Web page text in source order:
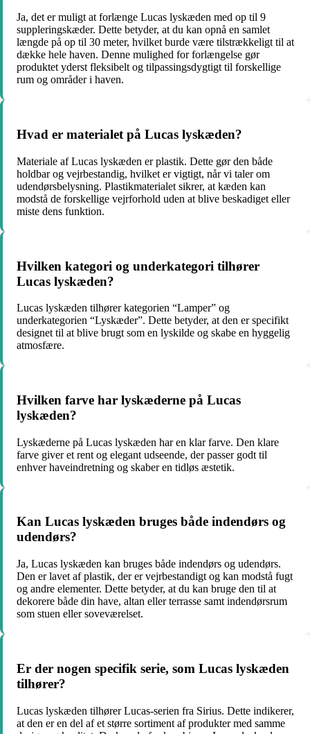
Ja, det er muligt at forlænge Lucas lyskæden med op til 9
suppleringskæder. Dette betyder, at du kan opnå en samlet
længde på op til 30 meter, hvilket burde være tilstrækkeligt til at
dække hele haven. Denne mulighed for forlængelse gør
produktet yderst fleksibelt og tilpassingsdygtigt til forskellige
rum og områder i haven.
Hvad er materialet på Lucas lyskæden?
Materiale af Lucas lyskæden er plastik. Dette gør den både
holdbar og vejrbestandig, hvilket er vigtigt, når vi taler om
udendørsbelysning. Plastikmaterialet sikrer, at kæden kan
modstå de forskellige vejrforhold uden at blive beskadiget eller
miste dens funktion.
Hvilken kategori og underkategori tilhører
Lucas lyskæden?
Lucas lyskæden tilhører kategorien “Lamper” og
underkategorien “Lyskæder”. Dette betyder, at den er specifikt
designet til at blive brugt som en lyskilde og skabe en hyggelig
atmosfære.
Hvilken farve har lyskæderne på Lucas
lyskæden?
Lyskæderne på Lucas lyskæden har en klar farve. Den klare
farve giver et rent og elegant udseende, der passer godt til
enhver haveindretning og skaber en tidløs æstetik.
Kan Lucas lyskæden bruges både indendørs og
udendørs?
Ja, Lucas lyskæden kan bruges både indendørs og udendørs.
Den er lavet af plastik, der er vejrbestandigt og kan modstå fugt
og andre elementer. Dette betyder, at du kan bruge den til at
dekorere både din have, altan eller terrasse samt indendørsrum
som stuen eller soveværelset.
Er der nogen specifik serie, som Lucas lyskæden
tilhører?
Lucas lyskæden tilhører Lucas-serien fra Sirius. Dette indikerer,
at den er en del af et større sortiment af produkter med samme